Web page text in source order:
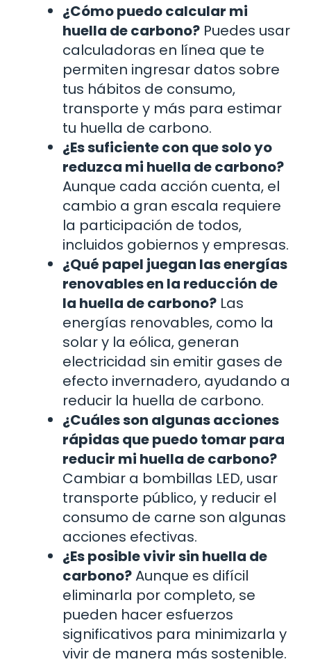
¿Cómo puedo calcular mi
huella de carbono? Puedes usar
calculadoras en línea que te
permiten ingresar datos sobre
tus hábitos de consumo,
transporte y más para estimar
tu huella de carbono.
¿Es suficiente con que solo yo
reduzca mi huella de carbono?
Aunque cada acción cuenta, el
cambio a gran escala requiere
la participación de todos,
incluidos gobiernos y empresas.
¿Qué papel juegan las energías
renovables en la reducción de
la huella de carbono? Las
energías renovables, como la
solar y la eólica, generan
electricidad sin emitir gases de
efecto invernadero, ayudando a
reducir la huella de carbono.
¿Cuáles son algunas acciones
rápidas que puedo tomar para
reducir mi huella de carbono?
Cambiar a bombillas LED, usar
transporte público, y reducir el
consumo de carne son algunas
acciones efectivas.
¿Es posible vivir sin huella de
carbono?Aunque es difícil
eliminarla por completo, se
pueden hacer esfuerzos
significativos para minimizarla y
vivir de manera más sostenible.